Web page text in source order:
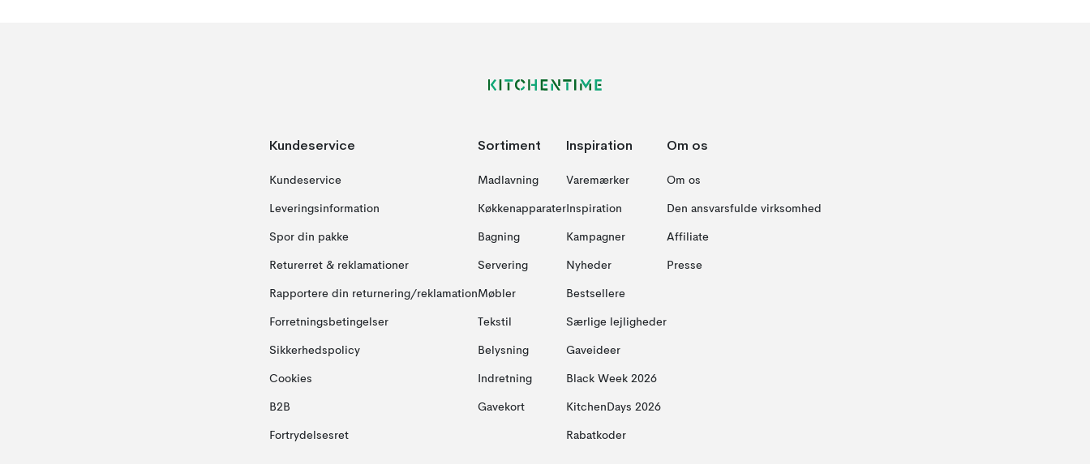
Kundeservice
Kundeservice
Leveringsinformation
Spor din pakke
Returerret & reklamationer
Rapportere din returnering/reklamation
Forretningsbetingelser
Sikkerhedspolicy
Cookies
B2B
Fortrydelsesret
Sortiment
Madlavning
Køkkenapparater
Bagning
Servering
Møbler
Tekstil
Belysning
Indretning
Gavekort
Inspiration
Varemærker
Inspiration
Kampagner
Nyheder
Bestsellere
Særlige lejligheder
Gaveideer
Black Week 2026
KitchenDays 2026
Rabatkoder
Om os
Om os
Den ansvarsfulde virksomhed
Affiliate
Presse